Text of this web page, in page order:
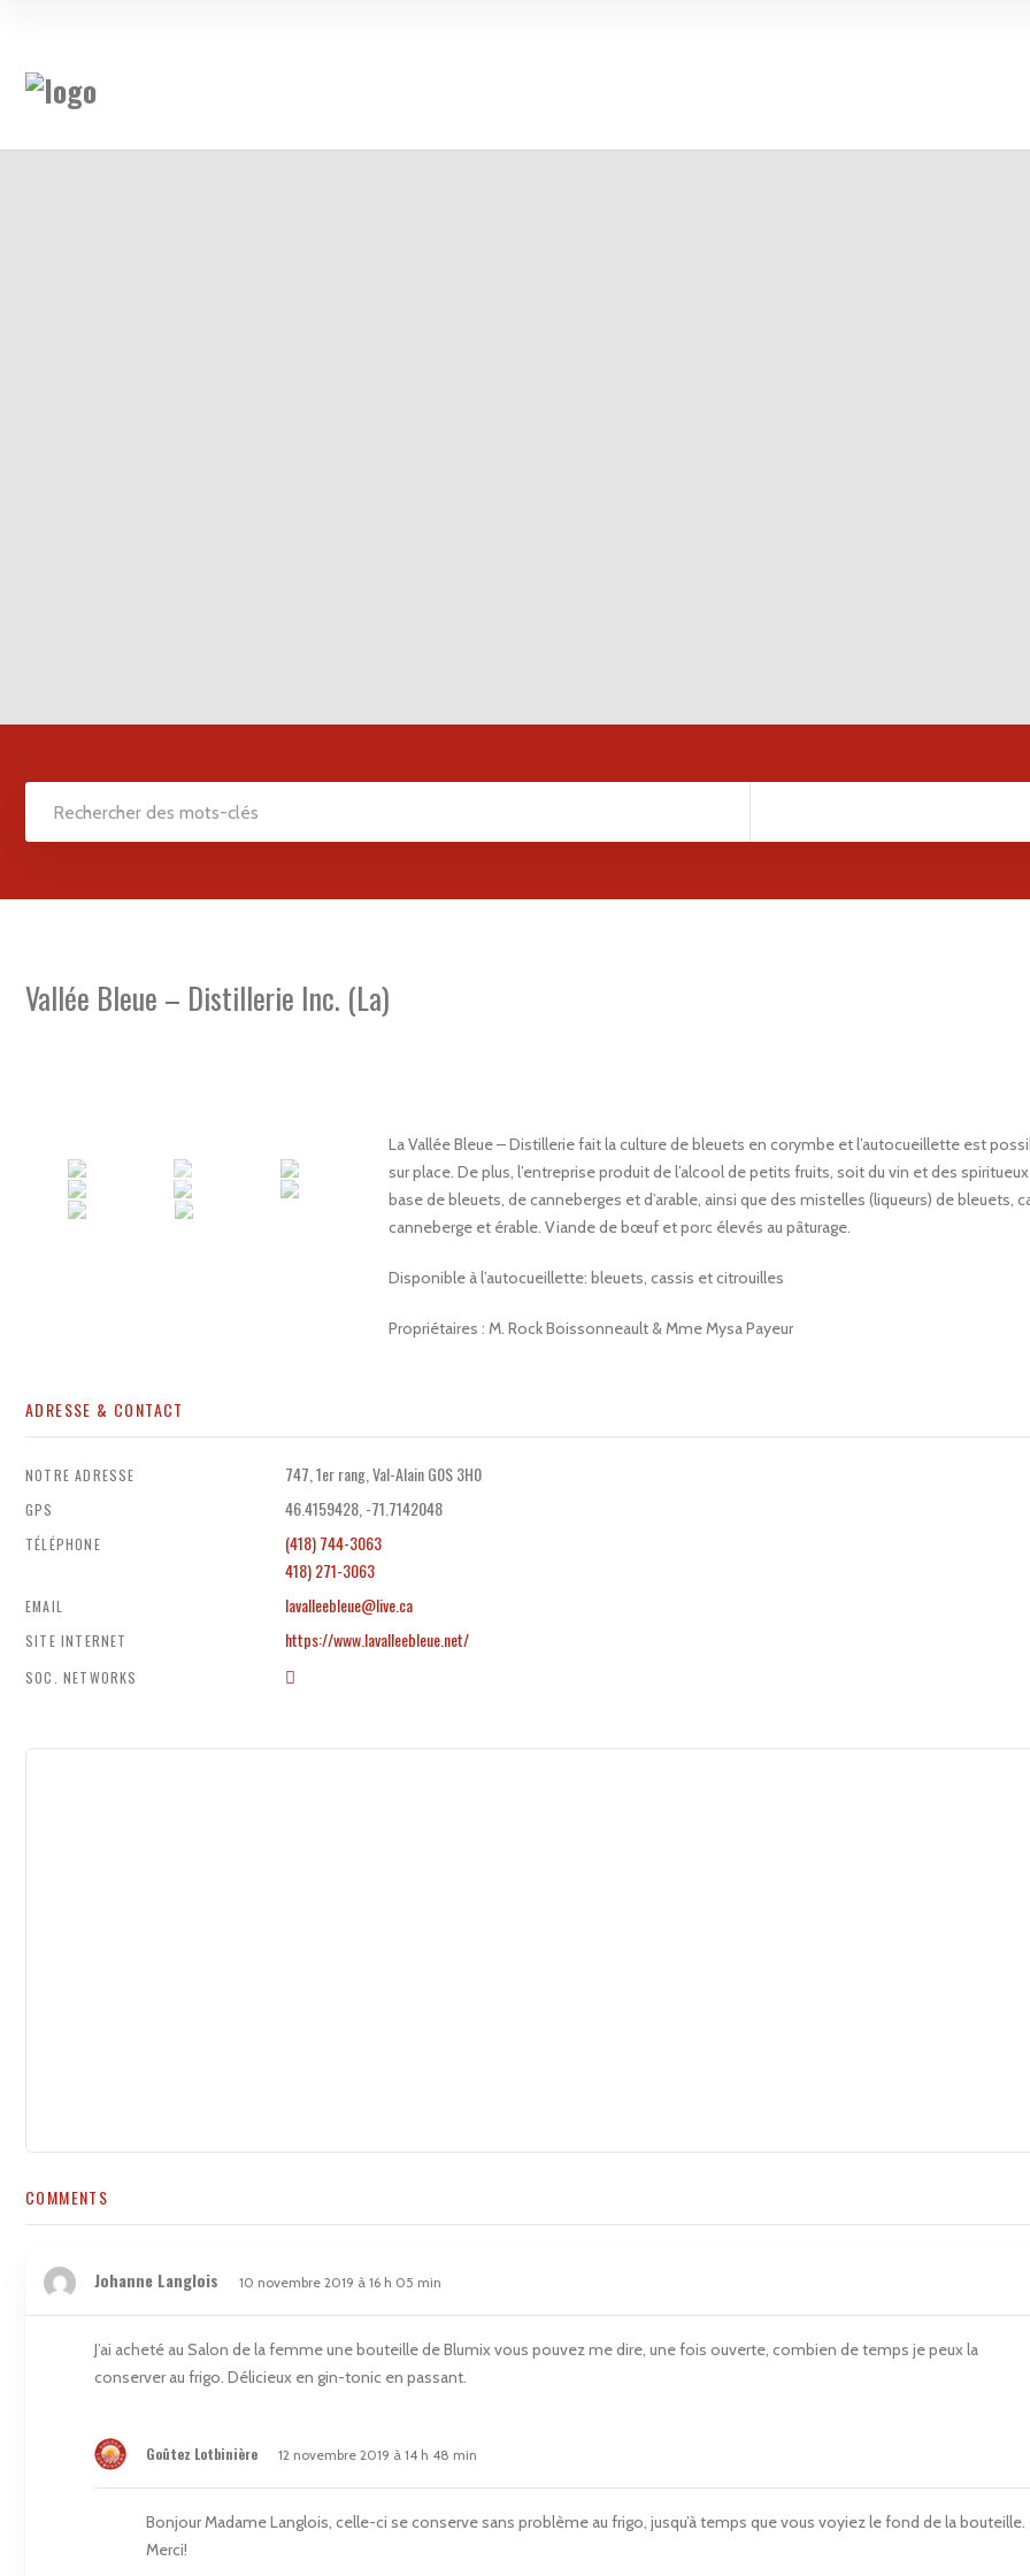
Vallée Bleue – Distillerie Inc. (La)
La Vallée Bleue – Distillerie fait la culture de bleuets en corymbe et l’autocueillette est
sur place. De plus, l’entreprise produit de l’alcool de petits fruits, soit du vin et des
base de bleuets, de canneberges et d’arable, ainsi que des mistelles (liqueurs) de bleuets,
canneberge et érable. Viande de bœuf et porc élevés au pâturage.
Disponible à l’autocueillette: bleuets, cassis et citrouilles
Propriétaires : M. Rock Boissonneault & Mme Mysa Payeur
ADRESSE & CONTACT
NOTRE ADRESSE 747, 1er rang, Val-Alain G0S 3H0
GPS 46.4159428, -71.7142048
TÉLÉPHONE
(418) 744-3063
418) 271-3063
EMAIL lavalleebleue@live.ca
SITE INTERNET https://www.lavalleebleue.net/
SOC. NETWORKS
COMMENTS
Johanne Langlois 10 novembre 2019 à 16 h 05 min
J’ai acheté au Salon de la femme une bouteille de Blumix vous pouvez me dire, une fois ouverte, combien de temps je peux la
conserver au frigo. Délicieux en gin-tonic en passant.
Goûtez Lotbinière 12 novembre 2019 à 14 h 48 min
Bonjour Madame Langlois, celle-ci se conserve sans problème au frigo, jusqu’à temps que vous voyiez le fond de la bouteille.
Merci!